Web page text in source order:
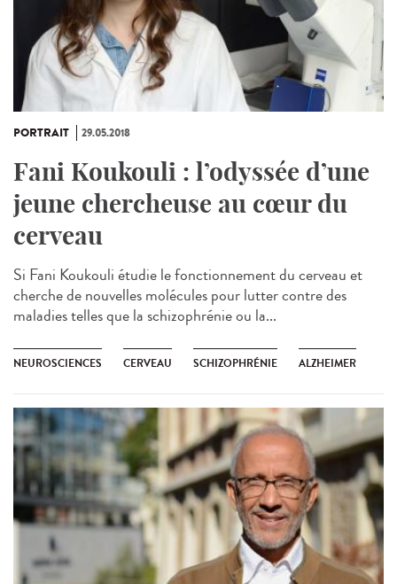
PORTRAIT 29.05.2018
Fani Koukouli : l’odyssée d’une
jeune chercheuse au cœur du
cerveau
Si Fani Koukouli étudie le fonctionnement du cerveau et
cherche de nouvelles molécules pour lutter contre des
maladies telles que la schizophrénie ou la...
NEUROSCIENCES CERVEAU SCHIZOPHRÉNIE ALZHEIMER